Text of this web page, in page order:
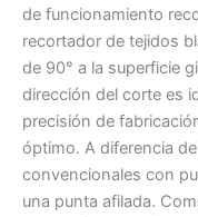
de funcionamiento
recortador de tejidos
de 90° a la superficie
dirección del corte es
precisión de
óptimo. A diferencia
convencionales con
una punta afilada.